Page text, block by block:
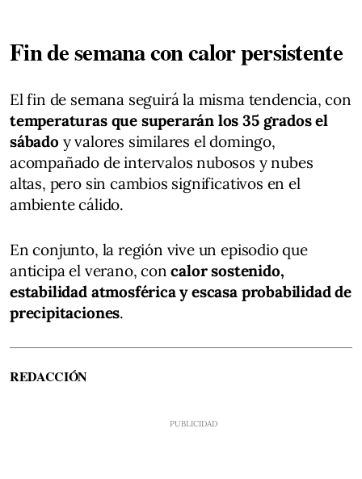
Fin de semana con calor persistente
El fin de semana seguirá la misma tendencia, con
temperaturas que superarán los 35 grados el
sábadoy valores similares el domingo,
acompañado de intervalos nubosos y nubes
altas, pero sin cambios significativos en el
ambiente cálido.
En conjunto, la región vive un episodio que
anticipa el verano, concalor sostenido,
estabilidad atmosférica y escasa probabilidad de
precipitaciones.
REDACCIÓN